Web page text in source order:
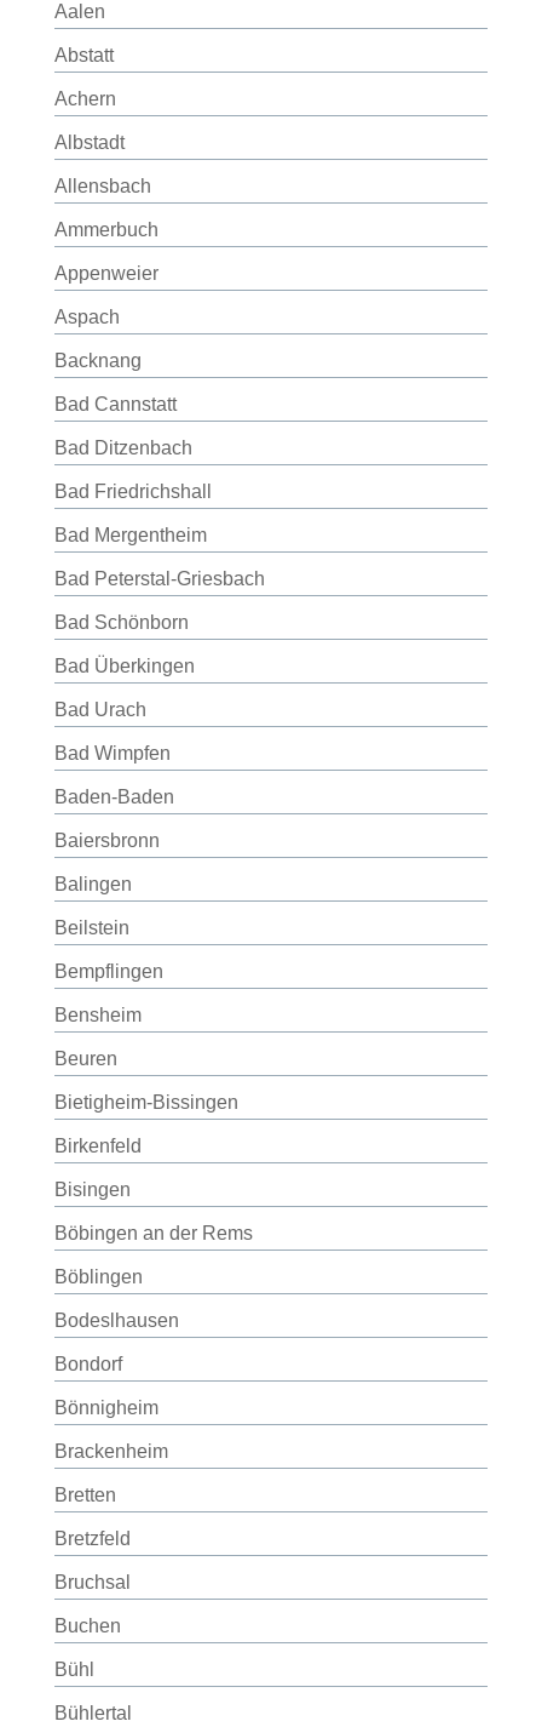
Aalen
Abstatt
Achern
Albstadt
Allensbach
Ammerbuch
Appenweier
Aspach
Backnang
Bad Cannstatt
Bad Ditzenbach
Bad Friedrichshall
Bad Mergentheim
Bad Peterstal-Griesbach
Bad Schönborn
Bad Überkingen
Bad Urach
Bad Wimpfen
Baden-Baden
Baiersbronn
Balingen
Beilstein
Bempflingen
Bensheim
Beuren
Bietigheim-Bissingen
Birkenfeld
Bisingen
Böbingen an der Rems
Böblingen
Bodeslhausen
Bondorf
Bönnigheim
Brackenheim
Bretten
Bretzfeld
Bruchsal
Buchen
Bühl
Bühlertal